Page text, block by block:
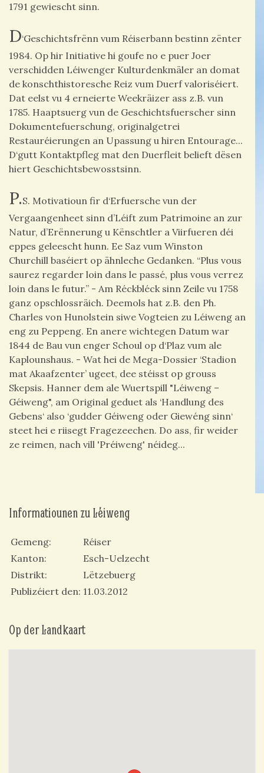
1791 gewiescht sinn.
D‘Geschichtsfrënn vum Réiserbann bestinn zënter
1984. Op hir Initiative hi goufe no e puer Joer
verschidden Léiwenger Kulturdenkmäler an domat
de konschthistoresche Reiz vum Duerf valoriséiert.
Dat eelst vu 4 erneierte Weekräizer ass z.B. vun
1785. Haaptsuerg vun de Geschichtsfuerscher sinn
Dokumentefuerschung, originalgetrei
Restauréierungen an Upassung u hiren Entourage...
D‘gutt Kontaktpfleg mat den Duerfleit belieft dësen
hiert Geschichtsbewosstsinn.
P.S. Motivatioun fir d‘Erfuersche vun der
Vergaangenheet sinn d’Léift zum Patrimoine an zur
Natur, d’Erënnerung u Kënschtler a Viirfueren déi
eppes geleescht hunn. Ee Saz vum Winston
Churchill baséiert op ähnleche Gedanken. “Plus vous
saurez regarder loin dans le passé, plus vous verrez
loin dans le futur.” - Am Réckbléck sinn Zeile vu 1758
ganz opschlossräich. Deemols hat z.B. den Ph.
Charles von Hunolstein siwe Vogteien zu Léiweng an
eng zu Peppeng. En anere wichtegen Datum war
1844 de Bau vun enger Schoul op d‘Plaz vum ale
Kaplounshaus. - Wat hei de Mega-Dossier ‘Stadion
mat Akaafzenter’ ugeet, dee stéisst op grouss
Skepsis. Hanner dem ale Wuertspill "Léiweng –
Géiweng", am Original geduet als ‘Handlung des
Gebens‘ also ‘gudder Géiweng oder Giewéng sinn‘
steet hei e riisegt Fragezeechen. Do ass, fir weider
ze reimen, nach vill 'Préiweng' néideg...
Informatiounen zu Léiweng
Gemeng
Réiser
Kanton
Esch-Uelzecht
Distrikt
Lëtzebuerg
Publizéiert den 11.03.2012
Op der Landkaart